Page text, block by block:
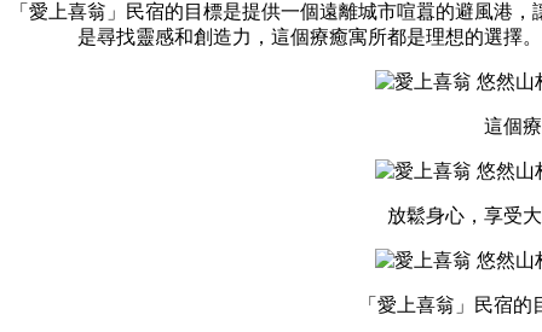
「愛上喜翁」民宿的目標是提供一個遠離城市喧囂的避風港
是尋找靈感和創造力，這個療癒寓所都是理想的選擇
這個
放鬆身心，享受
「愛上喜翁」民宿